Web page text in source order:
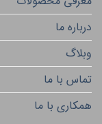
درباره ما
وبلاگ
تماس با ما
همکاری با ما